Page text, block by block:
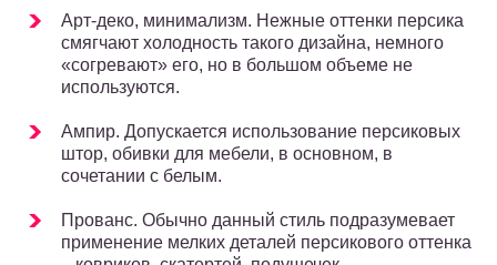
Арт-деко, минимализм. Нежные оттенки персика
смягчают холодность такого дизайна, немного
«согревают» его, но в большом объеме не
используются.
Ампир. Допускается использование персиковых
штор, обивки для мебели, в основном, в
сочетании с белым.
Прованс. Обычно данный стиль подразумевает
применение мелких деталей персикового оттенка